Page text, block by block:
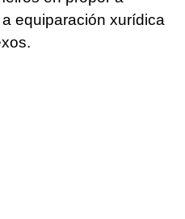
equiparación xurídica